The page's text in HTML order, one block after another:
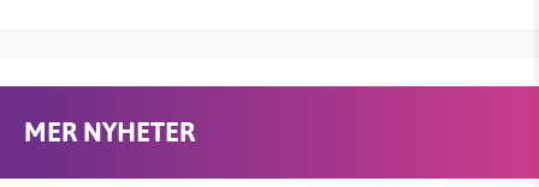
MER NYHETER